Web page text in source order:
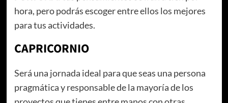
hora, pero podrás escoger entre ellos los mejores
para tus actividades.
CAPRICORNIO
Será una jornada ideal para que seas una persona
pragmática y responsable de la mayoría de los